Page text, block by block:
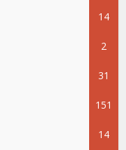
14
2
31
151
14